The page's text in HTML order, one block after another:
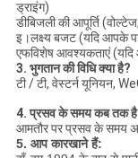
ड्राइंग)
डीबिजली की आपूर्ति
इ।लक्ष्य बजट (यदि आपके
एफविशेष आवश्यकताएं
3. भुगतान की विधि क्या है?
टी / टी, वेस्टर्न यूनियन,
4. प्रसव के समय कब तक
आमतौर पर प्रसव के समय
5. आप कारखाने हैं: